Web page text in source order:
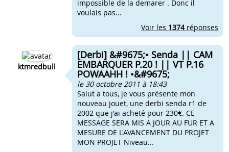
impossible de la demarer . Donc il
voulais pas...
Voir les 1374réponses
ktmredbull
[Derbi] &#9675;• Senda || CAM
EMBARQUER P.20 ! || VT P.16
POWAAHH ! •&#9675;
le 30 octobre 2011 à 18:43
Salut a tous, je vous présente mon
nouveau jouet, une derbi senda r1 de
2002 que j'ai acheté pour 230€. CE
MESSAGE SERA MIS A JOUR AU FUR ET A
MESURE DE L'AVANCEMENT DU PROJET
MON PROJET Niveau...